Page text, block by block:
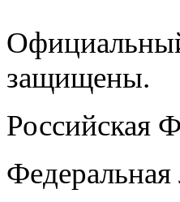
защищены.
Российская
Федеральная